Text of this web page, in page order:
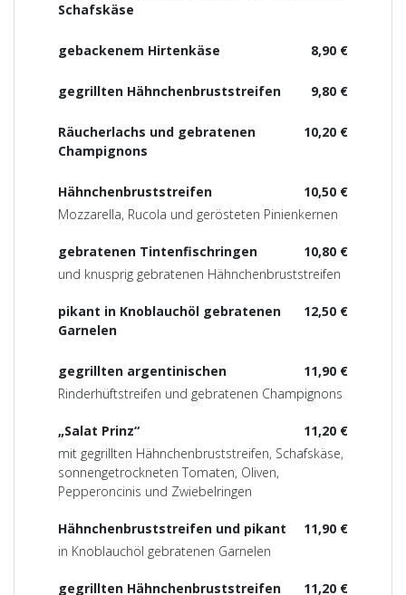
Schafskäse
8,90 €
gebackenem Hirtenkäse
9,80 €
gegrillten Hähnchenbruststreifen
10,20 €
Räucherlachs und gebratenen
Champignons
10,50 €
Hähnchenbruststreifen
Mozzarella, Rucola und gerösteten Pinienkernen
10,80 €
gebratenen Tintenfischringen
und knusprig gebratenen Hähnchenbruststreifen
12,50 €
pikant in Knoblauchöl gebratenen
Garnelen
11,90 €
gegrillten argentinischen
Rinderhüftstreifen und gebratenen Champignons
11,20 €
„Salat Prinz“
mit gegrillten Hähnchenbruststreifen, Schafskäse,
sonnengetrockneten Tomaten, Oliven,
Pepperoncinis und Zwiebelringen
11,90 €
Hähnchenbruststreifen und pikant
in Knoblauchöl gebratenen Garnelen
11,20 €
gegrillten Hähnchenbruststreifen